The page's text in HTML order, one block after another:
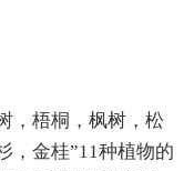
，梧桐，枫树，松
，金桂”11种植物的